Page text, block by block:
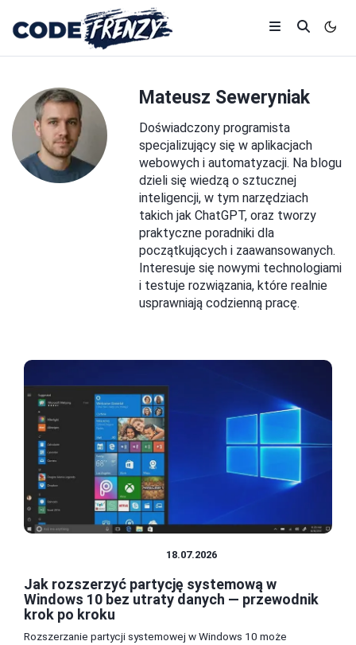
Mateusz Seweryniak
Doświadczony programista
specjalizujący się w aplikacjach
webowych i automatyzacji. Na blogu
dzieli się wiedzą o sztucznej
inteligencji, w tym narzędziach
takich jak ChatGPT, oraz tworzy
praktyczne poradniki dla
początkujących i zaawansowanych.
Interesuje się nowymi technologiami
i testuje rozwiązania, które realnie
usprawniają codzienną pracę.
18.07.2026
Jak rozszerzyć partycję systemową w
Windows 10 bez utraty danych — przewodnik
krok po kroku
Rozszerzanie partycji systemowej w Windows 10 może